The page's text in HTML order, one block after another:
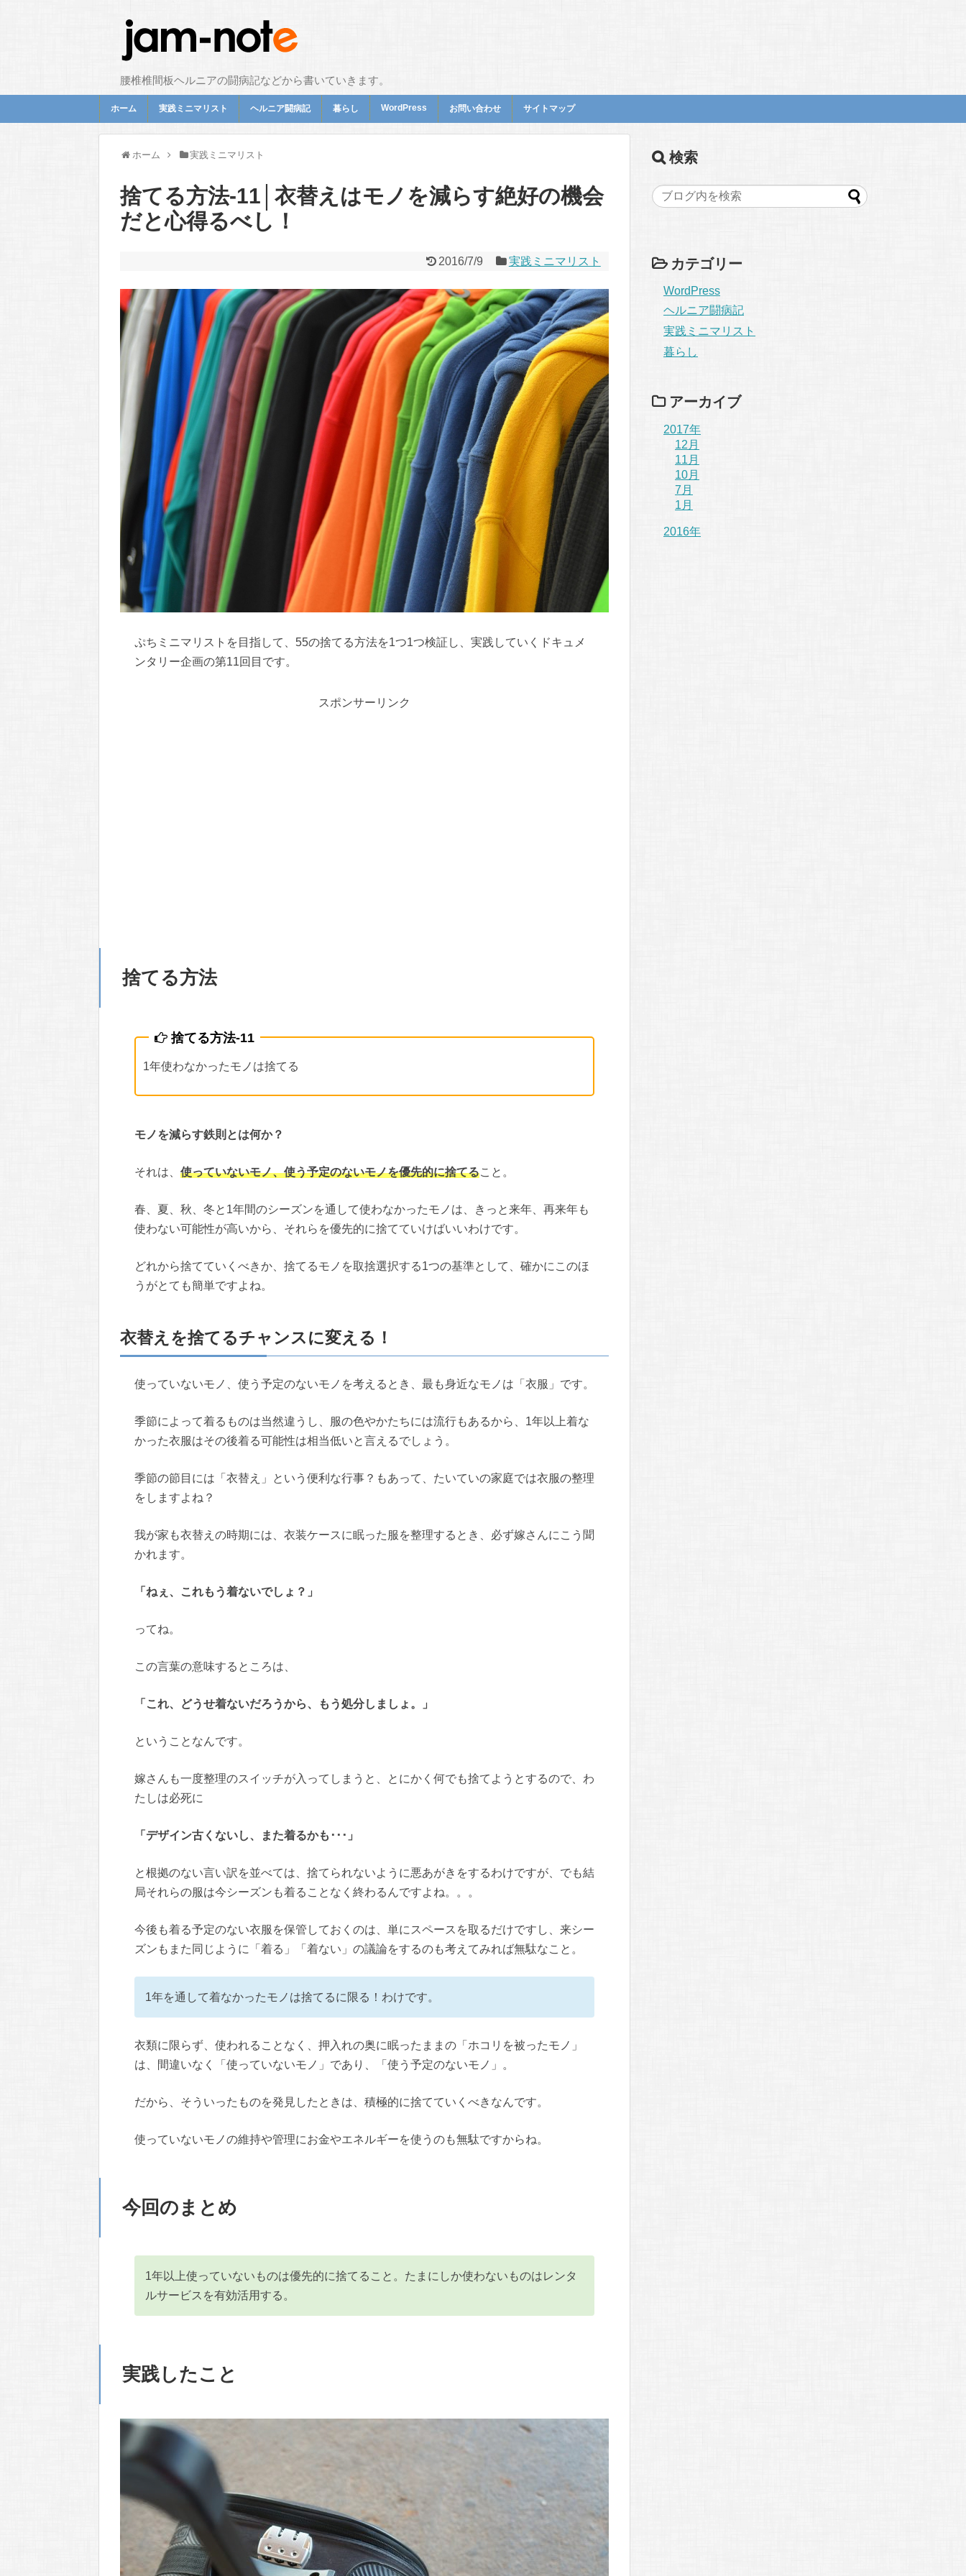
腰椎椎間板ヘルニアの闘病記などから書いていきます。
ホーム 実践ミニマリスト ヘルニア闘病記 暮らし WordPress お問い合わせ サイトマップ
ホーム 実践ミニマリスト
捨てる方法-11│衣替えはモノを減らす絶好の機会
だと心得るべし！
2016/7/9 実践ミニマリスト
ぷちミニマリストを目指して、55の捨てる方法を1つ1つ検証し、実践していくドキュメ
ンタリー企画の第11回目です。
スポンサーリンク
捨てる方法
捨てる方法-11
1年使わなかったモノは捨てる
モノを減らす鉄則とは何か？
それは、 使っていないモノ、使う予定のないモノを優先的に捨てること。
春、夏、秋、冬と1年間のシーズンを通して使わなかったモノは、きっと来年、再来年も
使わない可能性が高いから、それらを優先的に捨てていけばいいわけです。
どれから捨てていくべきか、捨てるモノを取捨選択する1つの基準として、確かにこのほ
うがとても簡単ですよね。
衣替えを捨てるチャンスに変える！
使っていないモノ、使う予定のないモノを考えるとき、最も身近なモノは「衣服」です。
季節によって着るものは当然違うし、服の色やかたちには流行もあるから、1年以上着な
かった衣服はその後着る可能性は相当低いと言えるでしょう。
季節の節目には「衣替え」という便利な行事？もあって、たいていの家庭では衣服の整理
をしますよね？
我が家も衣替えの時期には、衣装ケースに眠った服を整理するとき、必ず嫁さんにこう聞
かれます。
「ねぇ、これもう着ないでしょ？」
ってね。
この言葉の意味するところは、
「これ、どうせ着ないだろうから、もう処分しましょ。」
ということなんです。
嫁さんも一度整理のスイッチが入ってしまうと、とにかく何でも捨てようとするので、わ
たしは必死に
「デザイン古くないし、また着るかも･･･」
と根拠のない言い訳を並べては、捨てられないように悪あがきをするわけですが、でも結
局それらの服は今シーズンも着ることなく終わるんですよね。。。
今後も着る予定のない衣服を保管しておくのは、単にスペースを取るだけですし、来シー
ズンもまた同じように「着る」「着ない」の議論をするのも考えてみれば無駄なこと。
1年を通して着なかったモノは捨てるに限る！わけです。
衣類に限らず、使われることなく、押入れの奥に眠ったままの「ホコリを被ったモノ」
は、間違いなく「使っていないモノ」であり、「使う予定のないモノ」。
だから、そういったものを発見したときは、積極的に捨てていくべきなんです。
使っていないモノの維持や管理にお金やエネルギーを使うのも無駄ですからね。
今回のまとめ
1年以上使っていないものは優先的に捨てること。たまにしか使わないものはレンタ
ルサービスを有効活用する。
実践したこと
検索
カテゴリー
WordPress
ヘルニア闘病記
実践ミニマリスト
暮らし
アーカイブ
2017年
12月
11月
10月
7月
1月
2016年